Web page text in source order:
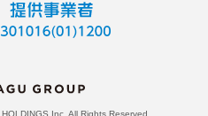
Inc. All Rights Reserved.